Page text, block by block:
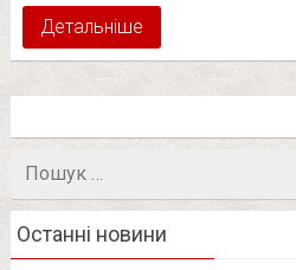
Детальніше
Пошук
Останні новини